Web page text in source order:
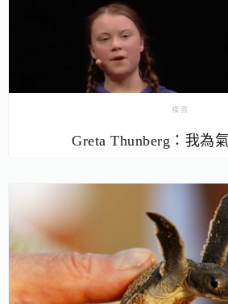
裸買
Greta Thunberg：我為